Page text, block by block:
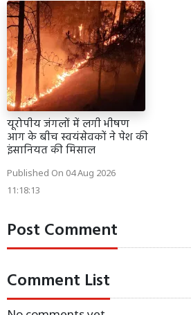
यूरोपीय जंगलों में लगी भीषण
आग के बीच स्वयंसेवकों ने पेश की
इंसानियत की मिसाल
Published On 04 Aug 2026
11:18:13
Post Comment
Comment List